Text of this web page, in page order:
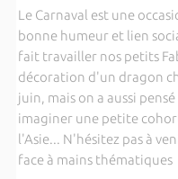
Le Carnaval est une
bonne humeur et lien
fait travailler nos petits
décoration d'un dragon
juin, mais on a aussi
imaginer une petite
l'Asie... N'hésitez pas à
face à mains thématiques